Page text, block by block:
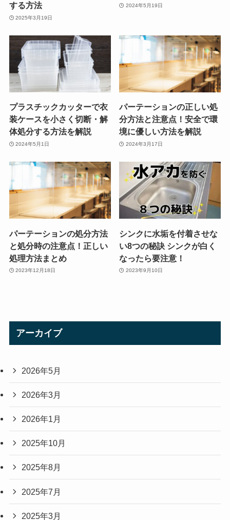
する方法
2025年3月19日
2024年5月19日
プラスチックカッターで衣
装ケースを小さく切断・解
体処分する方法を解説
2024年5月1日
パーテーションの正しい処
分方法と注意点！安全で環
境に優しい方法を解説
2024年3月17日
パーテーションの処分方法
と処分時の注意点！正しい
処理方法まとめ
2023年12月18日
シンクに水垢を付着させな
い8つの秘訣 シンクが白く
なったら要注意！
2023年9月10日
アーカイブ
2026年5月
2026年3月
2026年1月
2025年10月
2025年8月
2025年7月
2025年3月